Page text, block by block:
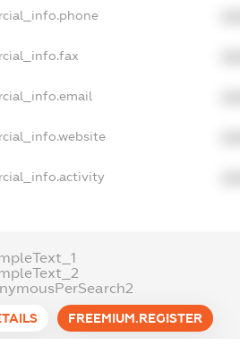
FREEMIUM.REGISTER